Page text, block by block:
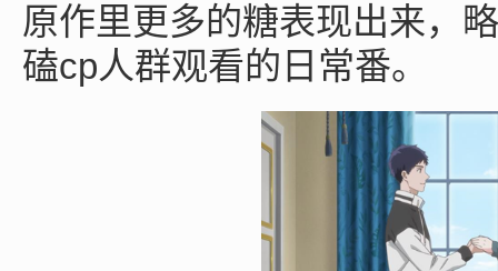
原作里更多的糖表现出来，
磕cp人群观看的日常番。